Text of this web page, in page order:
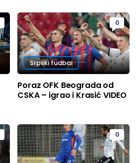
0
Srpski fudbal
Poraz OFK Beograda od
CSKA – igrao i Krasić VIDEO
0